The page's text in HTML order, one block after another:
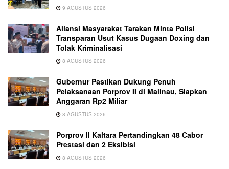
9 AGUSTUS 2026
Aliansi Masyarakat Tarakan Minta Polisi
Transparan Usut Kasus Dugaan Doxing dan
Tolak Kriminalisasi
8 AGUSTUS 2026
Gubernur Pastikan Dukung Penuh
Pelaksanaan Porprov II di Malinau, Siapkan
Anggaran Rp2 Miliar
8 AGUSTUS 2026
Porprov II Kaltara Pertandingkan 48 Cabor
Prestasi dan 2 Eksibisi
8 AGUSTUS 2026